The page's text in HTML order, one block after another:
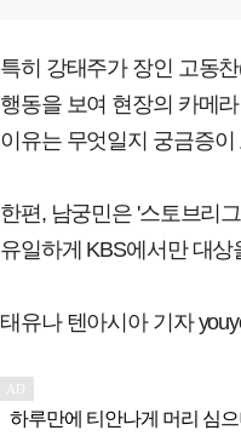
특히 강태주가 장인 고동
행동을 보여 현장의 카메
이유는 무엇일지 궁금증이
한편, 남궁민은 '스토브리
유일하게 KBS에서만 대상
태유나 텐아시아 기자